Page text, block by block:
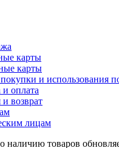
карты
карты
и использования
и оплата
возврат
лицам
товаров